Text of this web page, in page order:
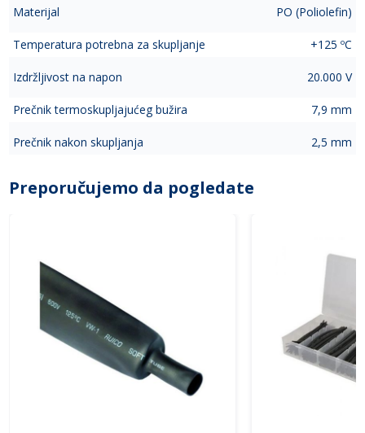
Materijal PO (Poliolefin)
Temperatura potrebna za skupljanje +125 ºC
Izdržljivost na napon 20.000 V
Prečnik termoskupljajućeg bužira 7,9 mm
Prečnik nakon skupljanja 2,5 mm
Preporučujemo da pogledate